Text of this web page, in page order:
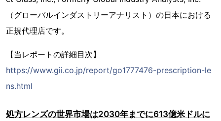
（グローバルインダストリーアナリスト）の日本における
正規代理店です。
【当レポートの詳細目次】
https://www.gii.co.jp/report/go1777476-prescription-le
ns.html
処方レンズの世界市場は2030年までに613億米ドルに